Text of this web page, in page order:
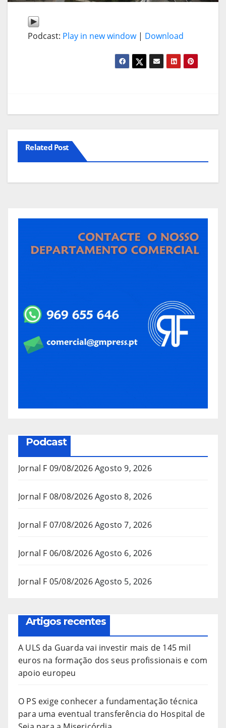
Podcast: Play in new window| Download
Related Post
Podcast
Jornal F 09/08/2026Agosto 9, 2026
Jornal F 08/08/2026Agosto 8, 2026
Jornal F 07/08/2026Agosto 7, 2026
Jornal F 06/08/2026Agosto 6, 2026
Jornal F 05/08/2026Agosto 5, 2026
Artigos recentes
A ULS da Guarda vai investir mais de 145 mil
euros na formação dos seus profissionais e com
apoio europeu
O PS exige conhecer a fundamentação técnica
para uma eventual transferência do Hospital de